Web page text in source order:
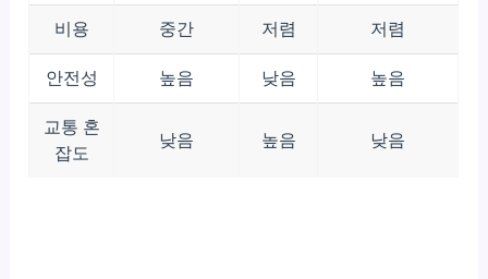
비용 중간 저렴 저렴
안전성 높음 낮음 높음
교통 혼
잡도
낮음 높음 낮음